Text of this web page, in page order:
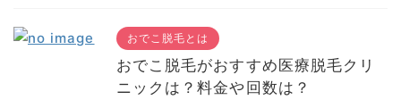
おでこ脱毛とは
おでこ脱毛がおすすめ医療脱毛クリ
ニックは？料金や回数は？